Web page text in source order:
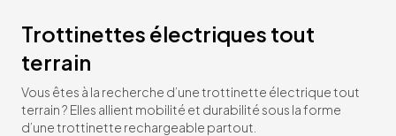
Trottinettes électriques tout
terrain
Vous êtes à la recherche d’une trottinette électrique tout
terrain ? Elles allient mobilité et durabilité sous la forme
d’une trottinette rechargeable partout.